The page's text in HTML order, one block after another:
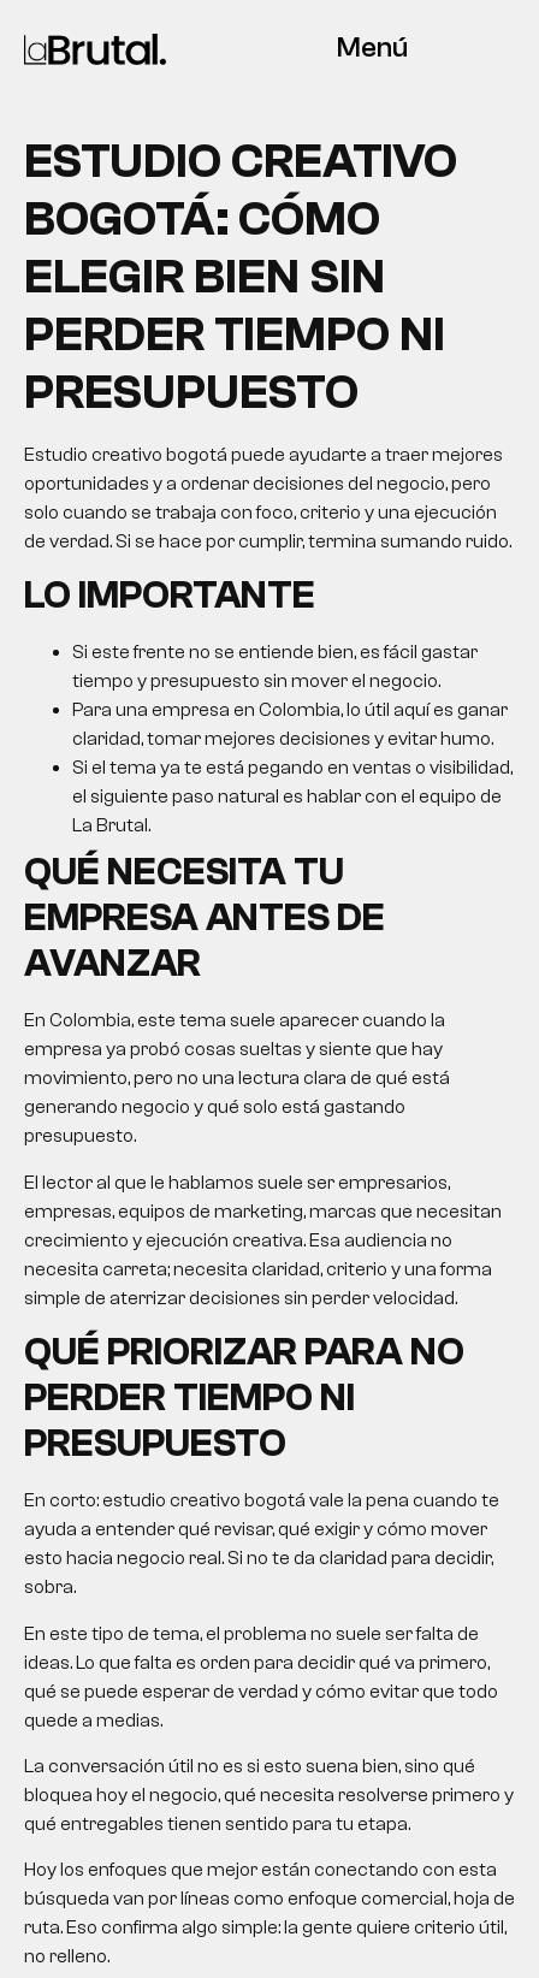
Menú
ESTUDIO CREATIVO
BOGOTÁ: CÓMO
ELEGIR BIEN SIN
PERDER TIEMPO NI
PRESUPUESTO
Estudio creativo bogotá puede ayudarte a traer mejores
oportunidades y a ordenar decisiones del negocio, pero
solo cuando se trabaja con foco, criterio y una ejecución
de verdad. Si se hace por cumplir, termina sumando ruido.
LO IMPORTANTE
Si este frente no se entiende bien, es fácil gastar
tiempo y presupuesto sin mover el negocio.
Para una empresa en Colombia, lo útil aquí es ganar
claridad, tomar mejores decisiones y evitar humo.
Si el tema ya te está pegando en ventas o visibilidad,
el siguiente paso natural es hablar con el equipo de
La Brutal.
QUÉ NECESITA TU
EMPRESA ANTES DE
AVANZAR
En Colombia, este tema suele aparecer cuando la
empresa ya probó cosas sueltas y siente que hay
movimiento, pero no una lectura clara de qué está
generando negocio y qué solo está gastando
presupuesto.
El lector al que le hablamos suele ser empresarios,
empresas, equipos de marketing, marcas que necesitan
crecimiento y ejecución creativa. Esa audiencia no
necesita carreta; necesita claridad, criterio y una forma
simple de aterrizar decisiones sin perder velocidad.
QUÉ PRIORIZAR PARA NO
PERDER TIEMPO NI
PRESUPUESTO
En corto: estudio creativo bogotá vale la pena cuando te
ayuda a entender qué revisar, qué exigir y cómo mover
esto hacia negocio real. Si no te da claridad para decidir,
sobra.
En este tipo de tema, el problema no suele ser falta de
ideas. Lo que falta es orden para decidir qué va primero,
qué se puede esperar de verdad y cómo evitar que todo
quede a medias.
La conversación útil no es si esto suena bien, sino qué
bloquea hoy el negocio, qué necesita resolverse primero y
qué entregables tienen sentido para tu etapa.
Hoy los enfoques que mejor están conectando con esta
búsqueda van por líneas como enfoque comercial, hoja de
ruta. Eso confirma algo simple: la gente quiere criterio útil,
no relleno.